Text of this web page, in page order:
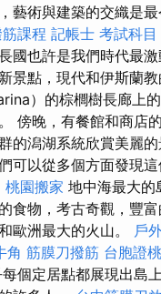
藝術與建築的交織是最
課程 記帳士 考試科目
國也許是我們時代最
景點，現代和伊斯蘭教
）的棕櫚樹長廊上
傍晚，有餐館和商店
的潟湖系統欣賞美麗
可以從多個方面發現這
桃園搬家 地中海最大的
食物，考古奇觀，豐
歐洲最大的火山。 戶
角 筋膜刀撥筋 台胞證
個定居點都展現出島